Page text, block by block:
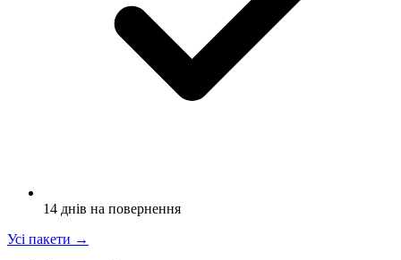
14 днів на повернення
Усі пакети →